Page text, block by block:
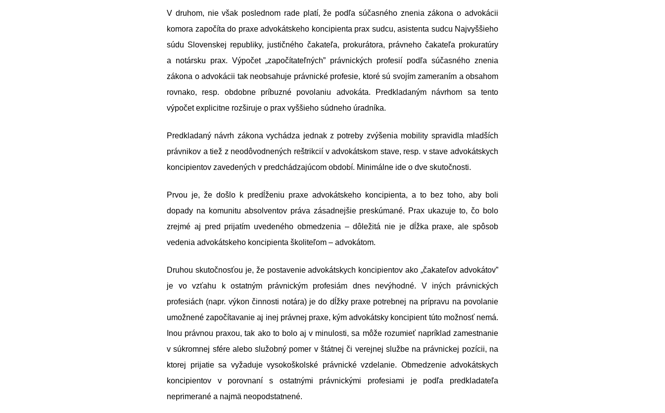
V druhom, nie však poslednom rade platí, že podľa súčasného znenia zákona o advokácii
komora započíta do praxe advokátskeho koncipienta prax sudcu, asistenta sudcu Najvyššieho
súdu Slovenskej republiky, justičného čakateľa, prokurátora, právneho čakateľa prokuratúry
a notársku prax. Výpočet „započítateľných” právnických profesií podľa súčasného znenia
zákona o advokácii tak neobsahuje právnické profesie, ktoré sú svojím zameraním a obsahom
rovnako, resp. obdobne príbuzné povolaniu advokáta. Predkladaným návrhom sa tento
výpočet explicitne rozširuje o prax vyššieho súdneho úradníka.
Predkladaný návrh zákona vychádza jednak z potreby zvýšenia mobility spravidla mladších
právnikov a tiež z neodôvodnených reštrikcií v advokátskom stave, resp. v stave advokátskych
koncipientov zavedených v predchádzajúcom období. Minimálne ide o dve skutočnosti.
Prvou je, že došlo k predĺženiu praxe advokátskeho koncipienta, a to bez toho, aby boli
dopady na komunitu absolventov práva zásadnejšie preskúmané. Prax ukazuje to, čo bolo
zrejmé aj pred prijatím uvedeného obmedzenia – dôležitá nie je dĺžka praxe, ale spôsob
vedenia advokátskeho koncipienta školiteľom – advokátom.
Druhou skutočnosťou je, že postavenie advokátskych koncipientov ako „čakateľov advokátov”
je vo vzťahu k ostatným právnickým profesiám dnes nevýhodné. V iných právnických
profesiách (napr. výkon činnosti notára) je do dĺžky praxe potrebnej na prípravu na povolanie
umožnené započítavanie aj inej právnej praxe, kým advokátsky koncipient túto možnosť nemá.
Inou právnou praxou, tak ako to bolo aj v minulosti, sa môže rozumieť napríklad zamestnanie
v súkromnej sfére alebo služobný pomer v štátnej či verejnej službe na právnickej pozícii, na
ktorej prijatie sa vyžaduje vysokoškolské právnické vzdelanie. Obmedzenie advokátskych
koncipientov v porovnaní s ostatnými právnickými profesiami je podľa predkladateľa
neprimerané a najmä neopodstatnené.